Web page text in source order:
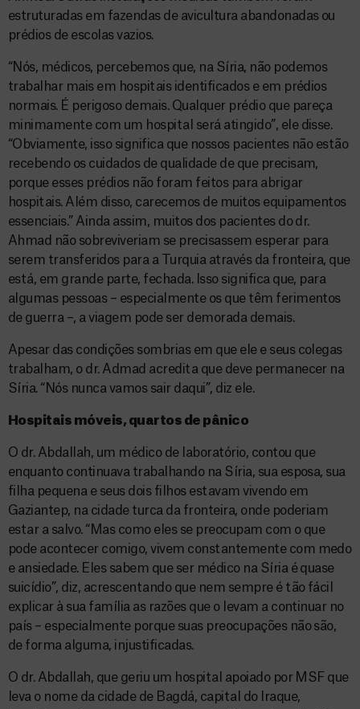
estruturadas em fazendas de avicultura abandonadas ou
prédios de escolas vazios.
“Nós, médicos, percebemos que, na Síria, não podemos
trabalhar mais em hospitais identificados e em prédios
normais. É perigoso demais. Qualquer prédio que pareça
minimamente com um hospital será atingido”, ele disse.
“Obviamente, isso significa que nossos pacientes não estão
recebendo os cuidados de qualidade de que precisam,
porque esses prédios não foram feitos para abrigar
hospitais. Além disso, carecemos de muitos equipamentos
essenciais.” Ainda assim, muitos dos pacientes do dr.
Ahmad não sobreviveriam se precisassem esperar para
serem transferidos para a Turquia através da fronteira, que
está, em grande parte, fechada. Isso significa que, para
algumas pessoas – especialmente os que têm ferimentos
de guerra –, a viagem pode ser demorada demais.
Apesar das condições sombrias em que ele e seus colegas
trabalham, o dr. Admad acredita que deve permanecer na
Síria. “Nós nunca vamos sair daqui”, diz ele.
Hospitais móveis, quartos de pânico
O dr. Abdallah, um médico de laboratório, contou que
enquanto continuava trabalhando na Síria, sua esposa, sua
filha pequena e seus dois filhos estavam vivendo em
Gaziantep, na cidade turca da fronteira, onde poderiam
estar a salvo. “Mas como eles se preocupam com o que
pode acontecer comigo, vivem constantemente com medo
e ansiedade. Eles sabem que ser médico na Síria é quase
suicídio”, diz, acrescentando que nem sempre é tão fácil
explicar à sua família as razões que o levam a continuar no
país – especialmente porque suas preocupações não são,
de forma alguma, injustificadas.
O dr. Abdallah, que geriu um hospital apoiado por MSF que
leva o nome da cidade de Bagdá, capital do Iraque,